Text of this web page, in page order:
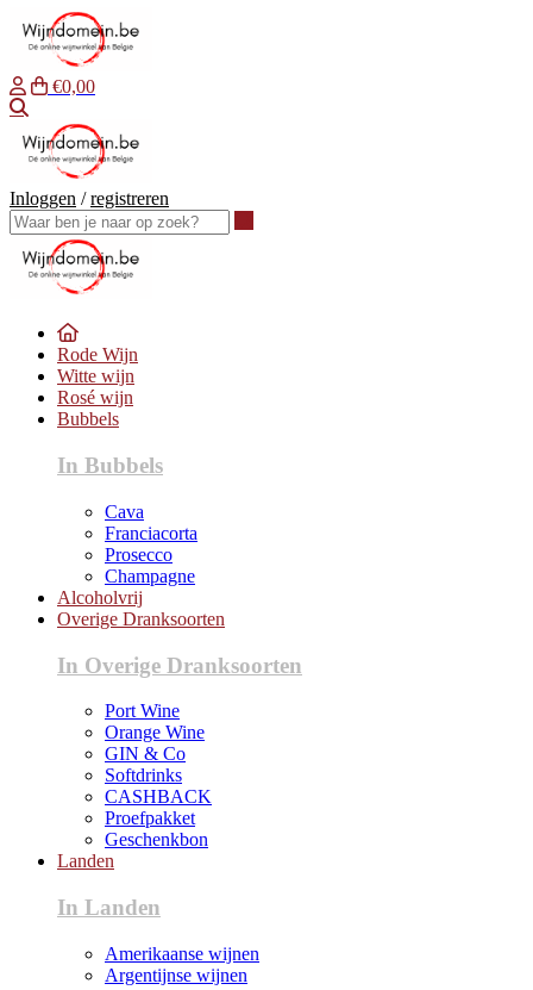
€0,00
Inloggen /registreren
Rode Wijn
Witte wijn
Rosé wijn
Bubbels
In Bubbels
Cava
Franciacorta
Prosecco
Champagne
Alcoholvrij
Overige Dranksoorten
In Overige Dranksoorten
Port Wine
Orange Wine
GIN & Co
Softdrinks
CASHBACK
Proefpakket
Geschenkbon
Landen
In Landen
Amerikaanse wijnen
Argentijnse wijnen